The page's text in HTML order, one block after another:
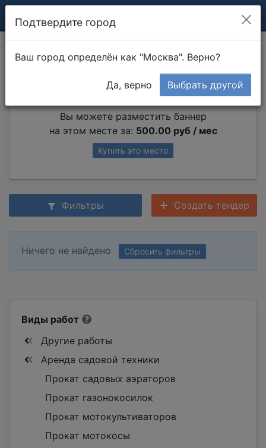
Прокат бензопил
Вы можете разместить баннер
на этом месте за: 500.00 руб / мес
Купить это место
Фильтры Создать тендер
Ничего не найдено Сбросить фильтры
Виды работ
Другие работы
Аренда садовой техники
Прокат садовых аэраторов
Прокат газонокосилок
Прокат мотокультиваторов
Прокат мотокосы
Подтвердите город
Ваш город определён как "Москва". Верно?
Да, верно Выбрать другой